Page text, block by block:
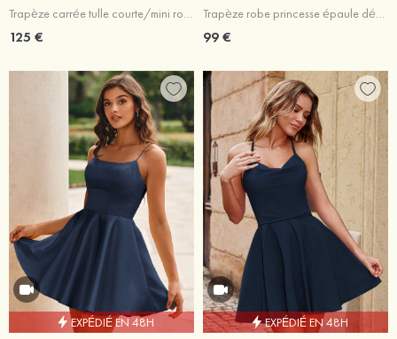
Trapèze carrée tulle courte/mini robe de fête de la rentrée avec appliqué
125 €
Trapèze robe princesse épaule dénudée tulle courte/mini robe de fête de la rentrée
99 €
EXPÉDIÉ EN 48H
EXPÉDIÉ EN 48H